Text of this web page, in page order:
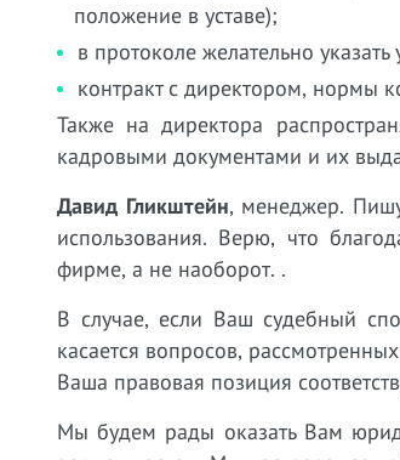
положение в уставе);
в протоколе желательно
контракт с директором, нормы
Также на директора
кадровыми документами и их
Давид Гликштейн, менеджер.
использования. Верю, что
фирме, а не наоборот. .
В случае, если Ваш судебный
касается вопросов,
Ваша правовая позиция
Мы будем рады оказать Вам